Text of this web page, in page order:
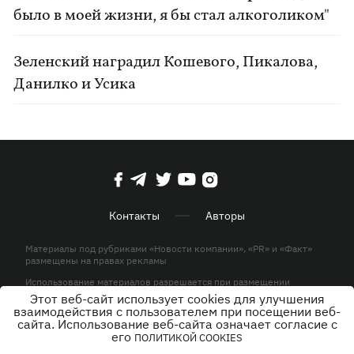
было в моей жизни, я бы стал алкоголиком"
Зеленский наградил Кошевого, Пикалова,
Данилко и Усика
Контакты Авторы
Материалы под рубриками «Новости компании», «PR» и «Факт»
размещены на правах рекламы
Использование материалов разрешается при размещении
активной гиперссылки на KP.UA в первом абзаце.
© ООО «ЮЛАВ МЕДИА»,2026. Все права защищены.
Этот веб-сайт использует cookies для улучшения
взаимодействия с пользователем при посещении веб-
сайта. Использование веб-сайта означает согласие с
его ПОЛИТИКОЙ COOKIES